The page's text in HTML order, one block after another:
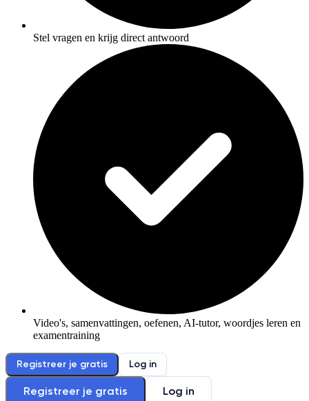
Stel vragen en krijg direct antwoord
Video's, samenvattingen, oefenen, AI-tutor, woordjes leren en
examentraining
Registreer je gratis Log in
Registreer je gratis Log in